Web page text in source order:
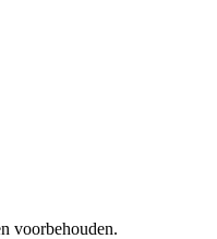
voorbehouden.